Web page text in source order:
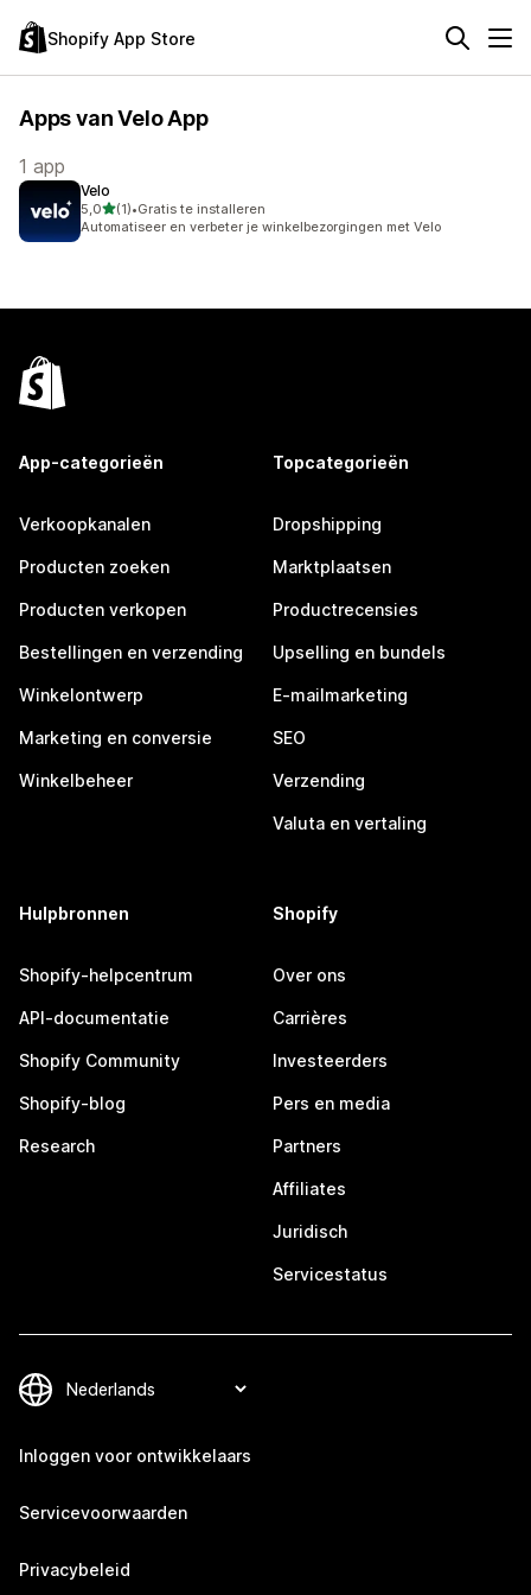
Shopify App Store
Apps van Velo App
1 app
Velo
5,0van 5 sterren
(1)
1 recensies in totaal
•Gratis te installeren
Automatiseer en verbeter je winkelbezorgingen met Velo
App-categorieën
Verkoopkanalen
Producten zoeken
Producten verkopen
Bestellingen en verzending
Winkelontwerp
Marketing en conversie
Winkelbeheer
Topcategorieën
Dropshipping
Marktplaatsen
Productrecensies
Upselling en bundels
E-mailmarketing
SEO
Verzending
Valuta en vertaling
Hulpbronnen
Shopify-helpcentrum
API-documentatie
Shopify Community
Shopify-blog
Research
Shopify
Over ons
Carrières
Investeerders
Pers en media
Partners
Affiliates
Juridisch
Servicestatus
Inloggen voor ontwikkelaars
Servicevoorwaarden
Privacybeleid